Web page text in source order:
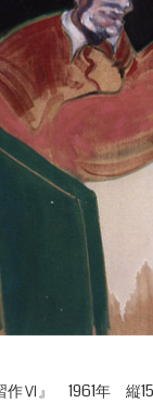
作Ⅵ』 1961年 縦